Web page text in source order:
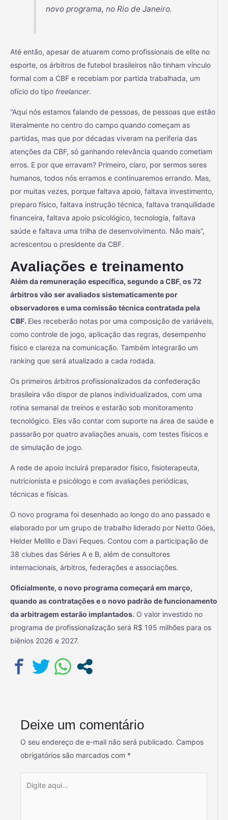
novo programa, no Rio de Janeiro.
Até então, apesar de atuarem como profissionais de elite no
esporte, os árbitros de futebol brasileiros não tinham vínculo
formal com a CBF e recebiam por partida trabalhada, um
ofício do tipo freelancer.
“Aqui nós estamos falando de pessoas, de pessoas que estão
literalmente no centro do campo quando começam as
partidas, mas que por décadas viveram na periferia das
atenções da CBF, só ganhando relevância quando cometiam
erros. E por que erravam? Primeiro, claro, por sermos seres
humanos, todos nós erramos e continuaremos errando. Mas,
por muitas vezes, porque faltava apoio, faltava investimento,
preparo físico, faltava instrução técnica, faltava tranquilidade
financeira, faltava apoio psicológico, tecnologia, faltava
saúde e faltava uma trilha de desenvolvimento. Não mais”,
acrescentou o presidente da CBF.
Avaliações e treinamento
Além da remuneração específica, segundo a CBF, os 72
árbitros vão ser avaliados sistematicamente por
observadores e uma comissão técnica contratada pela
CBF. Eles receberão notas por uma composição de variáveis,
como controle de jogo, aplicação das regras, desempenho
físico e clareza na comunicação. Também integrarão um
ranking que será atualizado a cada rodada.
Os primeiros árbitros profissionalizados da confederação
brasileira vão dispor de planos individualizados, com uma
rotina semanal de treinos e estarão sob monitoramento
tecnológico. Eles vão contar com suporte na área de saúde e
passarão por quatro avaliações anuais, com testes físicos e
de simulação de jogo.
A rede de apoio incluirá preparador físico, fisioterapeuta,
nutricionista e psicólogo e com avaliações periódicas,
técnicas e físicas.
O novo programa foi desenhado ao longo do ano passado e
elaborado por um grupo de trabalho liderado por Netto Góes,
Helder Melillo e Davi Feques. Contou com a participação de
38 clubes das Séries A e B, além de consultores
internacionais, árbitros, federações e associações.
Oficialmente, o novo programa começará em março,
quando as contratações e o novo padrão de funcionamento
da arbitragem estarão implantados. O valor investido no
programa de profissionalização será R$ 195 milhões para os
biênios 2026 e 2027.
Deixe um comentário
O seu endereço de e-mail não será publicado. Campos
obrigatórios são marcados com *